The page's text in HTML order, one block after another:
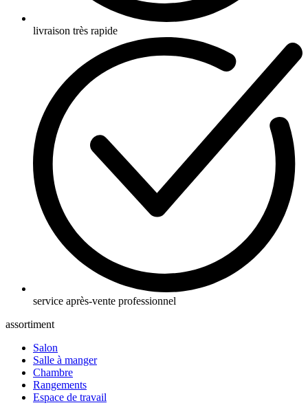
livraison très rapide
service après-vente professionnel
assortiment
Salon
Salle à manger
Chambre
Rangements
Espace de travail